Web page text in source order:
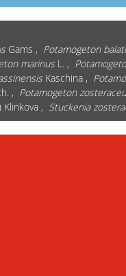
Gams , Potamogeton
marinusL. ,
Kaschina ,
, Potamogeton
, Stuckenia